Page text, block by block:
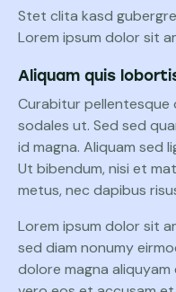
Stet clita kasd
Lorem ipsum dolor sit
Aliquam quis
Curabitur pellentesque
sodales ut. Sed sed
id magna. Aliquam sed
Ut bibendum, nisi et
metus, nec dapibus
Lorem ipsum dolor sit
sed diam nonumy
dolore magna